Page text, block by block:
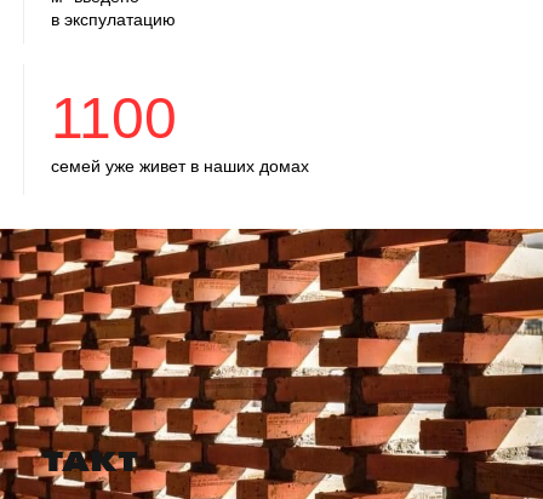
1100
семей уже живет в наших домах
в экспулатацию